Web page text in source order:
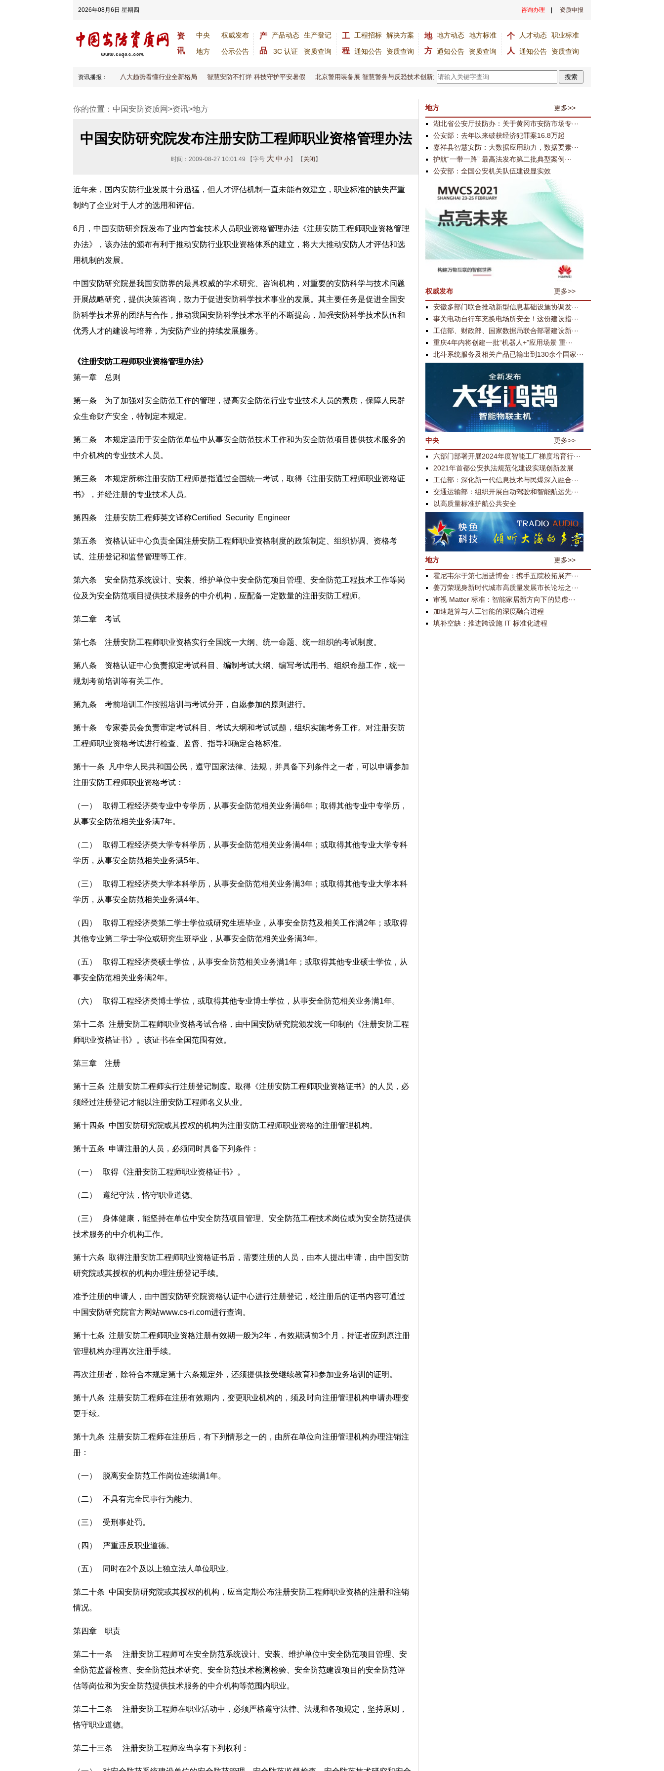
2026年08月6日 星期四 咨询办理 资质申报
资
讯
中央 权威发布
地方 公示公告
产
品
产品动态 生产登记
3C 认证 资质查询
工
程
工程招标 解决方案
通知公告 资质查询
地
方
地方动态 地方标准
通知公告 资质查询
个
人
人才动态 职业标准
通知公告 资质查询
资讯播报：
2026安防大变天！八大趋势看懂行业全新格局 智慧安防不打烊 科技守护平安暑假 北京警用装备展 智慧警务与反恐技术创新大会赋能平安建设 中印尼安防合作再深化 全国首个省级政务智能中枢正式发布
搜索
你的位置： 中国安防资质网>资讯>地方
中国安防研究院发布注册安防工程师职业资格管理办法
时间：2009-08-27 10:01:49 【字号 大 中 小】 【 关闭 】
近年来，国内安防行业发展十分迅猛，但人才评估机制一直未能有效建立，职业标准的缺失严重
制约了企业对于人才的选用和评估。
6月，中国安防研究院发布了业内首套技术人员职业资格管理办法《注册安防工程师职业资格管理
办法》，该办法的颁布有利于推动安防行业职业资格体系的建立，将大大推动安防人才评估和选
用机制的发展。
中国安防研究院是我国安防界的最具权威的学术研究、咨询机构，对重要的安防科学与技术问题
开展战略研究，提供决策咨询，致力于促进安防科学技术事业的发展。其主要任务是促进全国安
防科学技术界的团结与合作，推动我国安防科学技术水平的不断提高，加强安防科学技术队伍和
优秀人才的建设与培养，为安防产业的持续发展服务。
《注册安防工程师职业资格管理办法》
第一章 总则
第一条 为了加强对安全防范工作的管理，提高安全防范行业专业技术人员的素质，保障人民群
众生命财产安全，特制定本规定。
第二条 本规定适用于安全防范单位中从事安全防范技术工作和为安全防范项目提供技术服务的
中介机构的专业技术人员。
第三条 本规定所称注册安防工程师是指通过全国统一考试，取得《注册安防工程师职业资格证
书》，并经注册的专业技术人员。
第四条 注册安防工程师英文译称Certified Security Engineer
第五条 资格认证中心负责全国注册安防工程师职业资格制度的政策制定、组织协调、资格考
试、注册登记和监督管理等工作。
第六条 安全防范系统设计、安装、维护单位中安全防范项目管理、安全防范工程技术工作等岗
位及为安全防范项目提供技术服务的中介机构，应配备一定数量的注册安防工程师。
第二章 考试
第七条 注册安防工程师职业资格实行全国统一大纲、统一命题、统一组织的考试制度。
第八条 资格认证中心负责拟定考试科目、编制考试大纲、编写考试用书、组织命题工作，统一
规划考前培训等有关工作。
第九条 考前培训工作按照培训与考试分开，自愿参加的原则进行。
第十条 专家委员会负责审定考试科目、考试大纲和考试试题，组织实施考务工作。对注册安防
工程师职业资格考试进行检查、监督、指导和确定合格标准。
第十一条 凡中华人民共和国公民，遵守国家法律、法规，并具备下列条件之一者，可以申请参加
注册安防工程师职业资格考试：
（一） 取得工程经济类专业中专学历，从事安全防范相关业务满6年；取得其他专业中专学历，
从事安全防范相关业务满7年。
（二） 取得工程经济类大学专科学历，从事安全防范相关业务满4年；或取得其他专业大学专科
学历，从事安全防范相关业务满5年。
（三） 取得工程经济类大学本科学历，从事安全防范相关业务满3年；或取得其他专业大学本科
学历，从事安全防范相关业务满4年。
（四） 取得工程经济类第二学士学位或研究生班毕业，从事安全防范及相关工作满2年；或取得
其他专业第二学士学位或研究生班毕业，从事安全防范相关业务满3年。
（五） 取得工程经济类硕士学位，从事安全防范相关业务满1年；或取得其他专业硕士学位，从
事安全防范相关业务满2年。
（六） 取得工程经济类博士学位，或取得其他专业博士学位，从事安全防范相关业务满1年。
第十二条 注册安防工程师职业资格考试合格，由中国安防研究院颁发统一印制的《注册安防工程
师职业资格证书》。该证书在全国范围有效。
第三章 注册
第十三条 注册安防工程师实行注册登记制度。取得《注册安防工程师职业资格证书》的人员，必
须经过注册登记才能以注册安防工程师名义从业。
第十四条 中国安防研究院或其授权的机构为注册安防工程师职业资格的注册管理机构。
第十五条 申请注册的人员，必须同时具备下列条件：
（一） 取得《注册安防工程师职业资格证书》。
（二） 遵纪守法，恪守职业道德。
（三） 身体健康，能坚持在单位中安全防范项目管理、安全防范工程技术岗位或为安全防范提供
技术服务的中介机构工作。
第十六条 取得注册安防工程师职业资格证书后，需要注册的人员，由本人提出申请，由中国安防
研究院或其授权的机构办理注册登记手续。
准予注册的申请人，由中国安防研究院资格认证中心进行注册登记，经注册后的证书内容可通过
中国安防研究院官方网站www.cs-ri.com进行查询。
第十七条 注册安防工程师职业资格注册有效期一般为2年，有效期满前3个月，持证者应到原注册
管理机构办理再次注册手续。
再次注册者，除符合本规定第十六条规定外，还须提供接受继续教育和参加业务培训的证明。
第十八条 注册安防工程师在注册有效期内，变更职业机构的，须及时向注册管理机构申请办理变
更手续。
第十九条 注册安防工程师在注册后，有下列情形之一的，由所在单位向注册管理机构办理注销注
册：
（一） 脱离安全防范工作岗位连续满1年。
（二） 不具有完全民事行为能力。
（三） 受刑事处罚。
（四） 严重违反职业道德。
（五） 同时在2个及以上独立法人单位职业。
第二十条 中国安防研究院或其授权的机构，应当定期公布注册安防工程师职业资格的注册和注销
情况。
第四章 职责
第二十一条 注册安防工程师可在安全防范系统设计、安装、维护单位中安全防范项目管理、安
全防范监督检查、安全防范技术研究、安全防范技术检测检验、安全防范建设项目的安全防范评
估等岗位和为安全防范提供技术服务的中介机构等范围内职业。
第二十二条 注册安防工程师在职业活动中，必须严格遵守法律、法规和各项规定，坚持原则，
恪守职业道德。
第二十三条 注册安防工程师应当享有下列权利：
地方
更多>>
湖北省公安厅技防办：关于黄冈市安防市场专···
公安部：去年以来破获经济犯罪案16.8万起
嘉祥县智慧安防：大数据应用助力，数据要素···
护航“一带一路” 最高法发布第二批典型案例···
公安部：全国公安机关队伍建设显实效
权威发布
更多>>
安徽多部门联合推动新型信息基础设施协调发···
事关电动自行车充换电场所安全！这份建设指···
工信部、财政部、国家数据局联合部署建设新···
重庆4年内将创建一批“机器人+”应用场景 重···
北斗系统服务及相关产品已输出到130余个国家···
中央
更多>>
六部门部署开展2024年度智能工厂梯度培育行···
2021年首都公安执法规范化建设实现创新发展
工信部：深化新一代信息技术与民爆深入融合···
交通运输部：组织开展自动驾驶和智能航运先···
以高质量标准护航公共安全
地方
更多>>
霍尼韦尔于第七届进博会：携手五院校拓展产···
姜万荣现身新时代城市高质量发展市长论坛之···
审视 Matter 标准：智能家居新方向下的疑虑···
加速超算与人工智能的深度融合进程
填补空缺：推进跨设施 IT 标准化进程